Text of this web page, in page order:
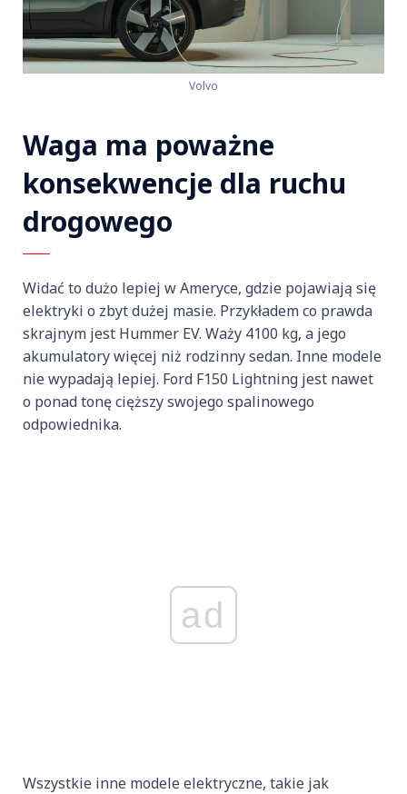
Volvo
Waga ma poważne
konsekwencje dla ruchu
drogowego
Widać to dużo lepiej w Ameryce, gdzie pojawiają się
elektryki o zbyt dużej masie. Przykładem co prawda
skrajnym jest Hummer EV. Waży 4100 kg, a jego
akumulatory więcej niż rodzinny sedan. Inne modele
nie wypadają lepiej. Ford F150 Lightning jest nawet
o ponad tonę cięższy swojego spalinowego
odpowiednika.
ad
Wszystkie inne modele elektryczne, takie jak